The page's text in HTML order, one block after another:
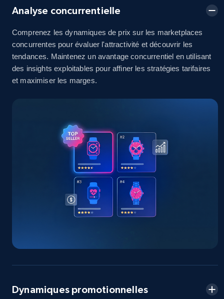
URL, Product id, Title, Seller name, Seller rating,
Seller reviews, Breadcrumbs, Root category, and
more.
eBay - Gather data on products using
specified keywords
URL, Product id, Title, Seller name, Seller rating,
Seller reviews, Breadcrumbs, Root category, and
359+ Commencer
eBay - Collect products from shops on eBay
Seller reviews, Breadcrumbs, Root category, and
Analyse concurrentielle
Comprenez les dynamiques de prix sur les marketplaces
concurrentes pour évaluer l'attractivité et découvrir les
tendances. Maintenez un avantage concurrentiel en utilisant
des insights exploitables pour affiner les stratégies tarifaires
et maximiser les marges.
Dynamiques promotionnelles